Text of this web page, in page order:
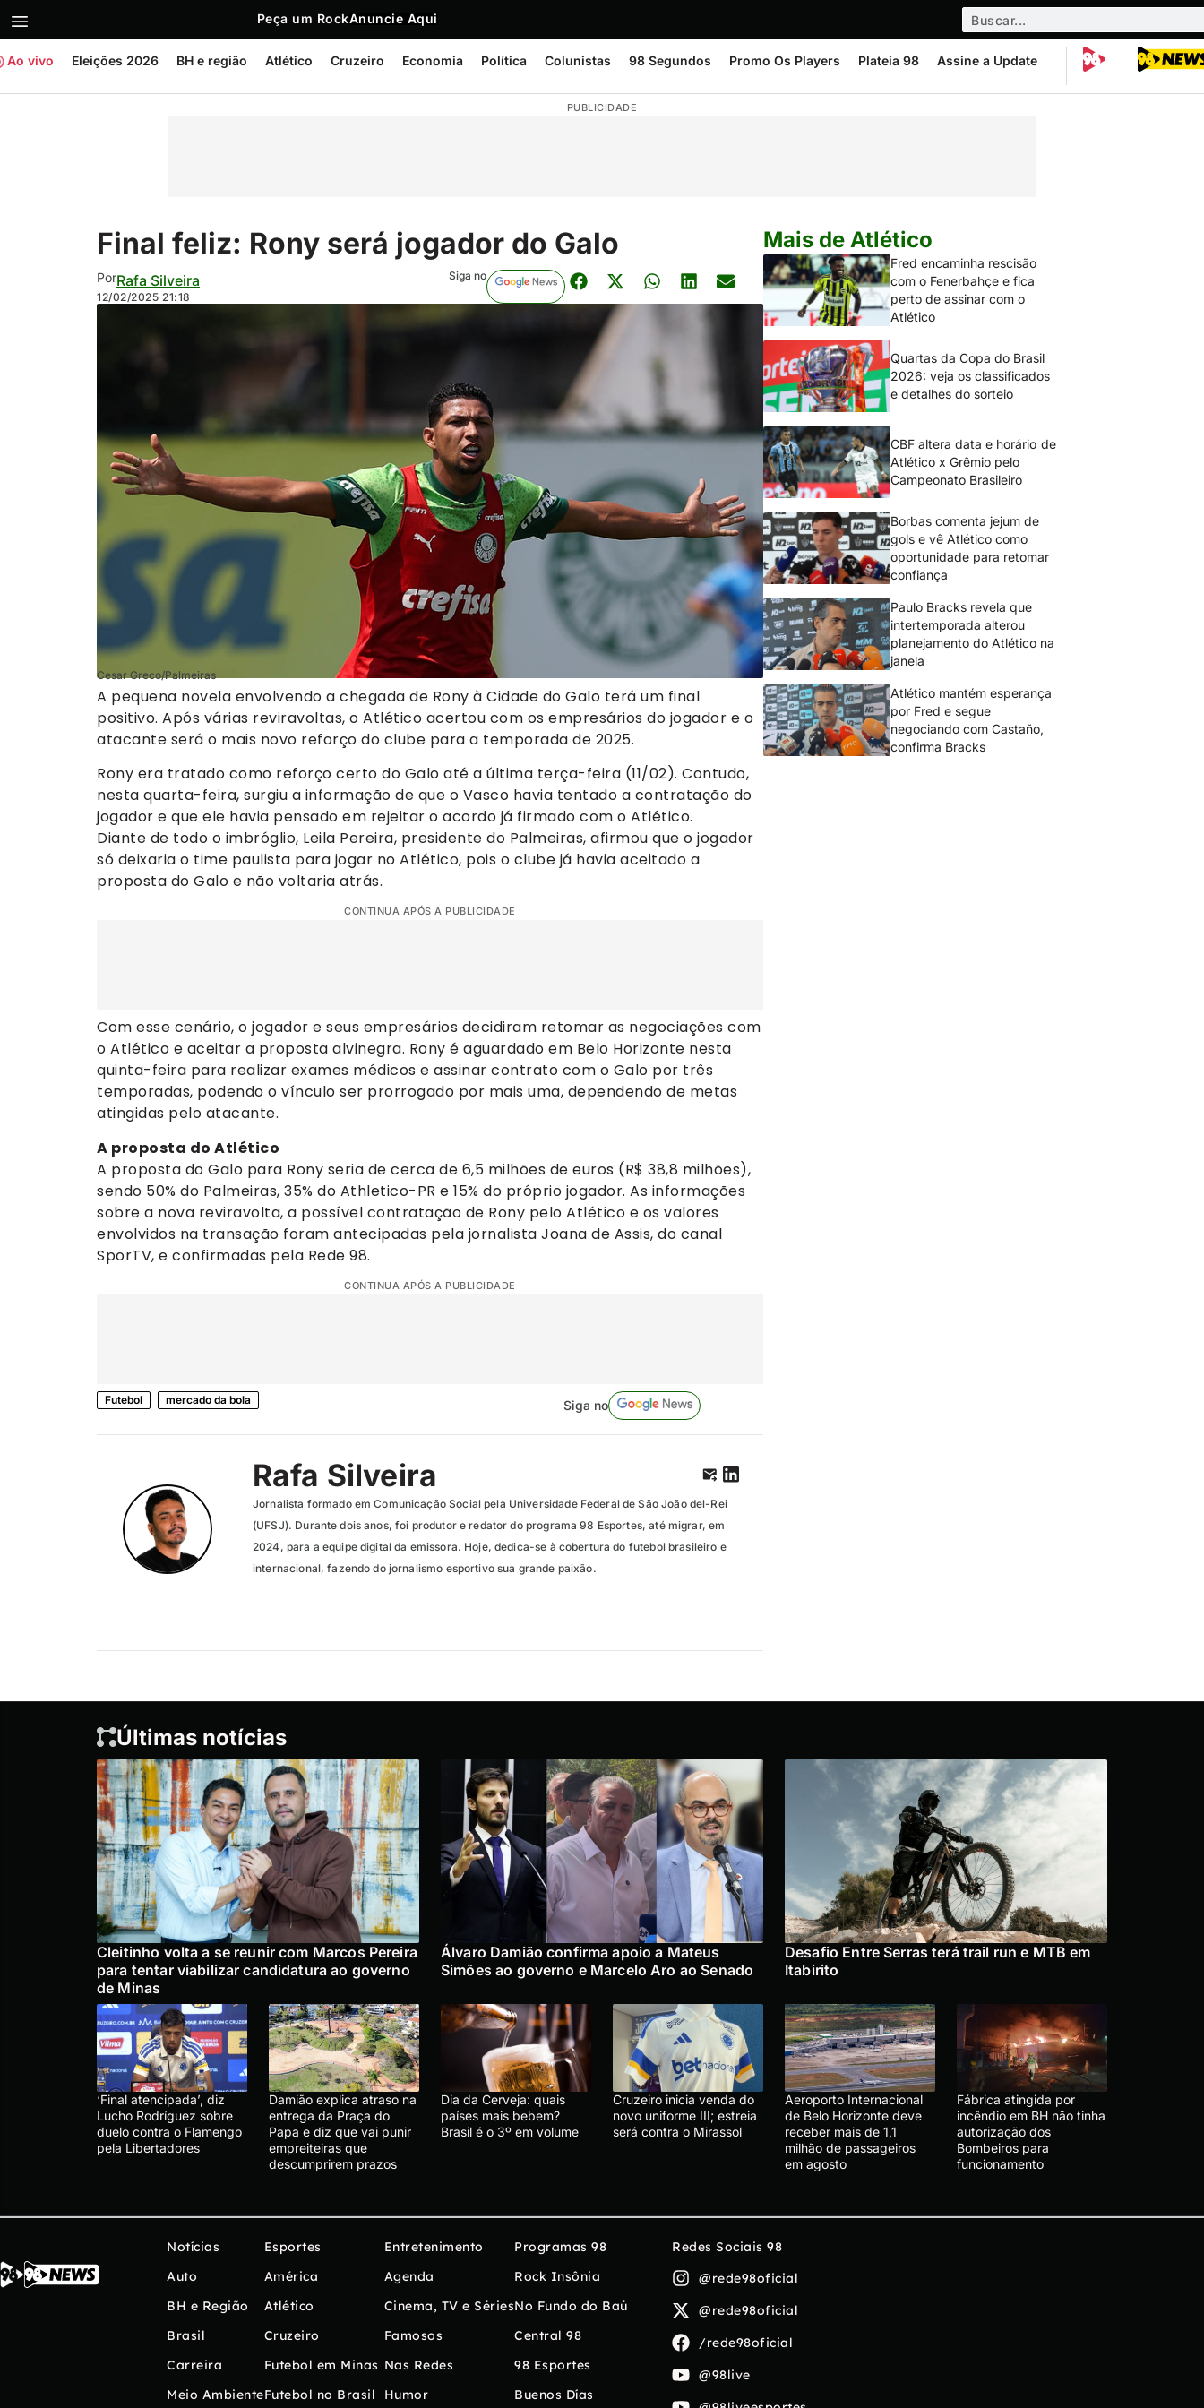
Peça um RockAnuncie Aqui
Ao vivo Eleições 2026 BH e região Atlético Cruzeiro Economia Política Colunistas 98 Segundos Promo Os Players Plateia 98 Assine a Update
PUBLICIDADE
Final feliz: Rony será jogador do Galo
PorRafa Silveira
12/02/2025 21:18
Siga no
Cesar Greco/Palmeiras
A pequena novela envolvendo a chegada de Rony à Cidade do Galo terá um final
positivo. Após várias reviravoltas, o Atlético acertou com os empresários do jogador e o
atacante será o mais novo reforço do clube para a temporada de 2025.
Rony era tratado como reforço certo do Galo até a última terça-feira (11/02). Contudo,
nesta quarta-feira, surgiu a informação de que o Vasco havia tentado a contratação do
jogador e que ele havia pensado em rejeitar o acordo já firmado com o Atlético.
Diante de todo o imbróglio, Leila Pereira, presidente do Palmeiras, afirmou que o jogador
só deixaria o time paulista para jogar no Atlético, pois o clube já havia aceitado a
proposta do Galo e não voltaria atrás.
CONTINUA APÓS A PUBLICIDADE
Com esse cenário, o jogador e seus empresários decidiram retomar as negociações com
o Atlético e aceitar a proposta alvinegra. Rony é aguardado em Belo Horizonte nesta
quinta-feira para realizar exames médicos e assinar contrato com o Galo por três
temporadas, podendo o vínculo ser prorrogado por mais uma, dependendo de metas
atingidas pelo atacante.
A proposta do Atlético
A proposta do Galo para Rony seria de cerca de 6,5 milhões de euros (R$ 38,8 milhões),
sendo 50% do Palmeiras, 35% do Athletico-PR e 15% do próprio jogador. As informações
sobre a nova reviravolta, a possível contratação de Rony pelo Atlético e os valores
envolvidos na transação foram antecipadas pela jornalista Joana de Assis, do canal
SporTV, e confirmadas pela Rede 98.
CONTINUA APÓS A PUBLICIDADE
Futebol mercado da bola Siga no
Rafa Silveira
Jornalista formado em Comunicação Social pela Universidade Federal de São João del-Rei
(UFSJ). Durante dois anos, foi produtor e redator do programa 98 Esportes, até migrar, em
2024, para a equipe digital da emissora. Hoje, dedica-se à cobertura do futebol brasileiro e
internacional, fazendo do jornalismo esportivo sua grande paixão.
Mais de Atlético
Fred encaminha rescisão
com o Fenerbahçe e fica
perto de assinar com o
Atlético
Quartas da Copa do Brasil
2026: veja os classificados
e detalhes do sorteio
CBF altera data e horário de
Atlético x Grêmio pelo
Campeonato Brasileiro
Borbas comenta jejum de
gols e vê Atlético como
oportunidade para retomar
confiança
Paulo Bracks revela que
intertemporada alterou
planejamento do Atlético na
janela
Atlético mantém esperança
por Fred e segue
negociando com Castaño,
confirma Bracks
Últimas notícias
Cleitinho volta a se reunir com Marcos Pereira
para tentar viabilizar candidatura ao governo
de Minas
Álvaro Damião confirma apoio a Mateus
Simões ao governo e Marcelo Aro ao Senado
Desafio Entre Serras terá trail run e MTB em
Itabirito
‘Final atencipada’, diz
Lucho Rodríguez sobre
duelo contra o Flamengo
pela Libertadores
Damião explica atraso na
entrega da Praça do
Papa e diz que vai punir
empreiteiras que
descumprirem prazos
Dia da Cerveja: quais
países mais bebem?
Brasil é o 3º em volume
Cruzeiro inicia venda do
novo uniforme III; estreia
será contra o Mirassol
Aeroporto Internacional
de Belo Horizonte deve
receber mais de 1,1
milhão de passageiros
em agosto
Fábrica atingida por
incêndio em BH não tinha
autorização dos
Bombeiros para
funcionamento
Notícias
Auto
BH e Região
Brasil
Carreira
Meio Ambiente
Esportes
América
Atlético
Cruzeiro
Futebol em Minas
Futebol no Brasil
Entretenimento
Agenda
Cinema, TV e Séries
Famosos
Nas Redes
Humor
Programas 98
Rock Insônia
No Fundo do Baú
Central 98
98 Esportes
Buenos Días
Redes Sociais 98
@rede98oficial
@rede98oficial
/rede98oficial
@98live